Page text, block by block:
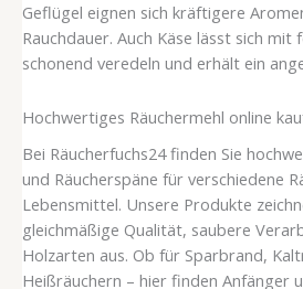
Geflügel eignen sich kräftigere
Rauchdauer. Auch Käse lässt sich mit
schonend veredeln und erhält ein
Hochwertiges Räuchermehl online
Bei Räucherfuchs24 finden Sie
und Räucherspäne für verschiedene
Lebensmittel. Unsere Produkte
gleichmäßige Qualität, saubere
Holzarten aus. Ob für Sparbrand,
Heißräuchern – hier finden Anfänger